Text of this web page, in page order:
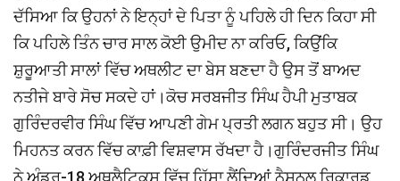
ਦੱਸਿਆ ਕਿ ਉਹਨਾਂ ਨੇ ਇਨ੍ਹਾਂ ਦੇ ਪਿਤਾ ਨੂੰ ਪਹਿਲੇ ਹੀ ਦਿਨ ਕਿਹਾ ਸੀ
ਕਿ ਪਹਿਲੇ ਤਿੰਨ ਚਾਰ ਸਾਲ ਕੋਈ ਉਮੀਦ ਨਾ ਕਰਿਓ, ਕਿਉਂਕਿ
ਸ਼ੁਰੂਆਤੀ ਸਾਲਾਂ ਵਿੱਚ ਅਥਲੀਟ ਦਾ ਬੇਸ ਬਣਦਾ ਹੈ ਉਸ ਤੋਂ ਬਾਅਦ
ਨਤੀਜੇ ਬਾਰੇ ਸੋਚ ਸਕਦੇ ਹਾਂ।ਕੋਚ ਸਰਬਜੀਤ ਸਿੰਘ ਹੈਪੀ ਮੁਤਾਬਕ
ਗੁਰਿੰਦਰਵੀਰ ਸਿੰਘ ਵਿੱਚ ਆਪਣੀ ਗੇਮ ਪ੍ਰਤੀ ਲਗਨ ਬਹੁਤ ਸੀ। ਉਹ
ਮਿਹਨਤ ਕਰਨ ਵਿੱਚ ਕਾਫ਼ੀ ਵਿਸ਼ਵਾਸ ਰੱਖਦਾ ਹੈ।ਗੁਰਿੰਦਰਜੀਤ ਸਿੰਘ
ਨੇ ਅੰਡਰ-18 ਅਥਲੈਟਿਕਸ ਵਿੱਚ ਹਿੱਸਾ ਲੈਂਦਿਆਂ ਨੈਸ਼ਨਲ ਰਿਕਾਰਡ